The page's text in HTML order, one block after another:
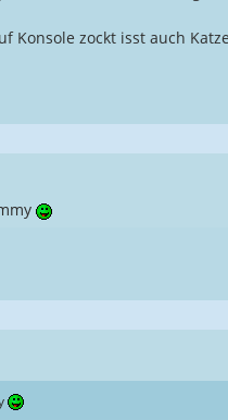
Konsole zockt isst auch